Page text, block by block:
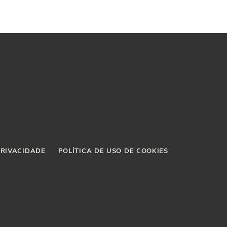
POLÍTICA DE USO DE COOKIES